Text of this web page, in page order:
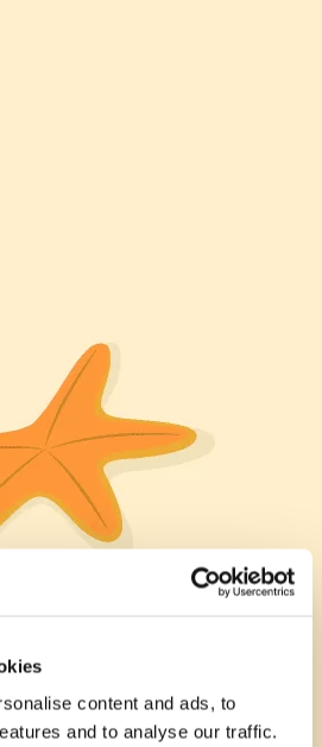
content and ads, to
and to analyse our traffic.